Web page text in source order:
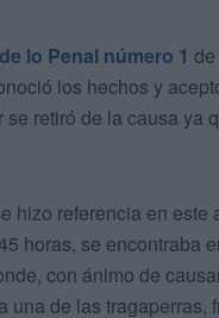
lo Penal número 1
los hechos y
retiró de la causa ya
hizo referencia en
horas, se encontraba
con ánimo de
una de las